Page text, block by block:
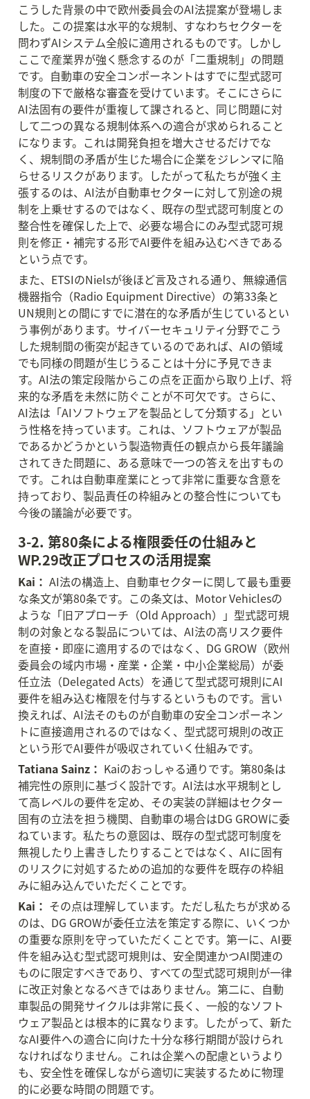
こうした背景の中で欧州委員会のAI法提案が登場しま
した。この提案は水平的な規制、すなわちセクターを
問わずAIシステム全般に適用されるものです。しかし
ここで産業界が強く懸念するのが「二重規制」の問題
です。自動車の安全コンポーネントはすでに型式認可
制度の下で厳格な審査を受けています。そこにさらに
AI法固有の要件が重複して課されると、同じ問題に対
して二つの異なる規制体系への適合が求められること
になります。これは開発負担を増大させるだけでな
く、規制間の矛盾が生じた場合に企業をジレンマに陥
らせるリスクがあります。したがって私たちが強く主
張するのは、AI法が自動車セクターに対して別途の規
制を上乗せするのではなく、既存の型式認可制度との
整合性を確保した上で、必要な場合にのみ型式認可規
則を修正・補完する形でAI要件を組み込むべきである
という点です。
また、ETSIのNielsが後ほど言及される通り、無線通信
機器指令（Radio Equipment Directive）の第33条と
UN規則との間にすでに潜在的な矛盾が生じているとい
う事例があります。サイバーセキュリティ分野でこう
した規制間の衝突が起きているのであれば、AIの領域
でも同様の問題が生じうることは十分に予見できま
す。AI法の策定段階からこの点を正面から取り上げ、将
来的な矛盾を未然に防ぐことが不可欠です。さらに、
AI法は「AIソフトウェアを製品として分類する」とい
う性格を持っています。これは、ソフトウェアが製品
であるかどうかという製造物責任の観点から長年議論
されてきた問題に、ある意味で一つの答えを出すもの
です。これは自動車産業にとって非常に重要な含意を
持っており、製品責任の枠組みとの整合性についても
今後の議論が必要です。
3-2. 第80条による権限委任の仕組みと
WP.29改正プロセスの活用提案
Kai： AI法の構造上、自動車セクターに関して最も重要
な条文が第80条です。この条文は、Motor Vehiclesの
ような「旧アプローチ（Old Approach）」型式認可規
制の対象となる製品については、AI法の高リスク要件
を直接・即座に適用するのではなく、DG GROW（欧州
委員会の域内市場・産業・企業・中小企業総局）が委
任立法（Delegated Acts）を通じて型式認可規則にAI
要件を組み込む権限を付与するというものです。言い
換えれば、AI法そのものが自動車の安全コンポーネン
トに直接適用されるのではなく、型式認可規則の改正
という形でAI要件が吸収されていく仕組みです。
Tatiana Sainz： Kaiのおっしゃる通りです。第80条は
補完性の原則に基づく設計です。AI法は水平規制とし
て高レベルの要件を定め、その実装の詳細はセクター
固有の立法を担う機関、自動車の場合はDG GROWに委
ねています。私たちの意図は、既存の型式認可制度を
無視したり上書きしたりすることではなく、AIに固有
のリスクに対処するための追加的な要件を既存の枠組
みに組み込んでいただくことです。
Kai： その点は理解しています。ただし私たちが求める
のは、DG GROWが委任立法を策定する際に、いくつか
の重要な原則を守っていただくことです。第一に、AI要
件を組み込む型式認可規則は、安全関連かつAI関連の
ものに限定すべきであり、すべての型式認可規則が一律
に改正対象となるべきではありません。第二に、自動
車製品の開発サイクルは非常に長く、一般的なソフト
ウェア製品とは根本的に異なります。したがって、新た
なAI要件への適合に向けた十分な移行期間が設けられ
なければなりません。これは企業への配慮というより
も、安全性を確保しながら適切に実装するために物理
的に必要な時間の問題です。